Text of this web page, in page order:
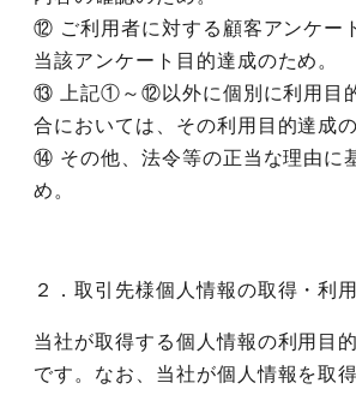
⑫ ご利用者に対する顧客アンケー
当該アンケート目的達成のため。
⑬ 上記①～⑫以外に個別に利用目
合においては、その利用目的達成の
⑭ その他、法令等の正当な理由に
め。
２．取引先様個人情報の取得・利
当社が取得する個人情報の利用目
です。なお、当社が個人情報を取